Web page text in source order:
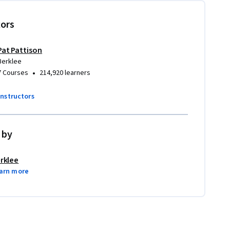
Pattison
Courses • 214,920 learners
more